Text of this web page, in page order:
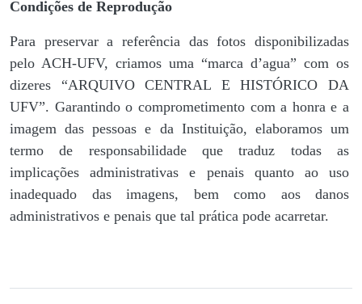
Condições de Reprodução
Para preservar a referência das fotos disponibilizadas
pelo ACH-UFV, criamos uma “marca d’agua” com os
dizeres “ARQUIVO CENTRAL E HISTÓRICO DA
UFV”. Garantindo o comprometimento com a honra e a
imagem das pessoas e da Instituição, elaboramos um
termo de responsabilidade que traduz todas as
implicações administrativas e penais quanto ao uso
inadequado das imagens, bem como aos danos
administrativos e penais que tal prática pode acarretar.